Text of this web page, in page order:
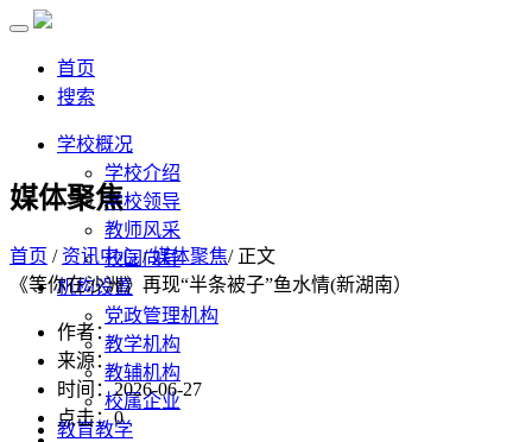
首页
搜索
学校概况
学校介绍
学校领导
教师风采
校园向导
机构设置
党政管理机构
教学机构
教辅机构
校属企业
教育教学
媒体聚焦
首页 / 资讯中心/媒体聚焦/ 正文
《等你在沙洲》再现“半条被子”鱼水情(新湖南）
作者：
来源：
时间：2026-06-27
点击： 0